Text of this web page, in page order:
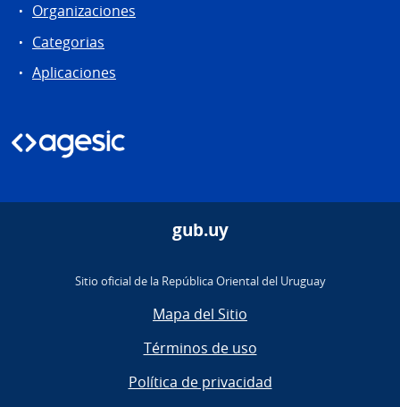
Organizaciones
Categorias
Aplicaciones
gub.uy
Sitio oficial de la República Oriental del Uruguay
Mapa del Sitio
Términos de uso
Política de privacidad